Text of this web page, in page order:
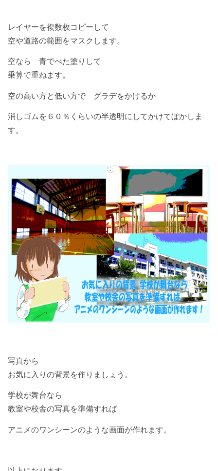
レイヤーを複数枚コピーして
空や道路の範囲をマスクします。
空なら 青でべた塗りして
乗算で重ねます。
空の高い方と低い方で グラデをかけるか
消しゴムを６０％くらいの半透明にしてかけてぼかしま
す。
写真から
お気に入りの背景を作りましょう。
学校が舞台なら
教室や校舎の写真を準備すれば
アニメのワンシーンのような画面が作れます。